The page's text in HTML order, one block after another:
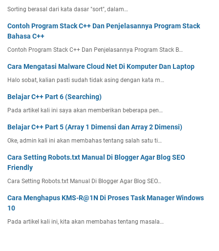
Sorting berasal dari kata dasar "sort", dalam…
Contoh Program Stack C++ Dan Penjelasannya Program Stack
Bahasa C++
Contoh Program Stack C++ Dan Penjelasannya Program Stack B…
Cara Mengatasi Malware Cloud Net Di Komputer Dan Laptop
Halo sobat, kalian pasti sudah tidak asing dengan kata m…
Belajar C++ Part 6 (Searching)
Pada artikel kali ini saya akan memberikan beberapa pen…
Belajar C++ Part 5 (Array 1 Dimensi dan Array 2 Dimensi)
Oke, admin kali ini akan membahas tentang salah satu ti…
Cara Setting Robots.txt Manual Di Blogger Agar Blog SEO
Friendly
Cara Setting Robots.txt Manual Di Blogger Agar Blog SEO…
Cara Menghapus KMS-R@1N Di Proses Task Manager Windows
10
Pada artikel kali ini, kita akan membahas tentang masala…